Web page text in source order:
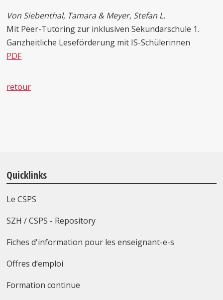
Von Siebenthal, Tamara & Meyer, Stefan L.
Mit Peer-Tutoring zur inklusiven Sekundarschule 1.
Ganzheitliche Leseförderung mit IS-Schülerinnen
PDF
retour
Quicklinks
Le CSPS
SZH / CSPS - Repository
Fiches d'information pour les enseignant-e-s
Offres d’emploi
Formation continue